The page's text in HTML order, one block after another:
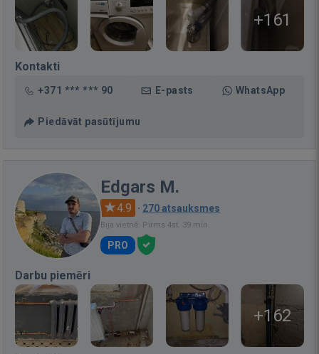
+161
Kontakti
+371 *** *** 90 E-pasts WhatsApp
Piedāvāt pasūtījumu
Edgars M.
4.9 · 270 atsauksmes
Bija vietnē: Pirms 4st. 39 min.
PRO
Darbu piemēri
+162